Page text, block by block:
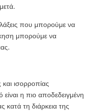
που μπορούμε να
μπορούμε να
ισορροπίας
η πιο αποδεδειγμένη
τη διάρκεια της